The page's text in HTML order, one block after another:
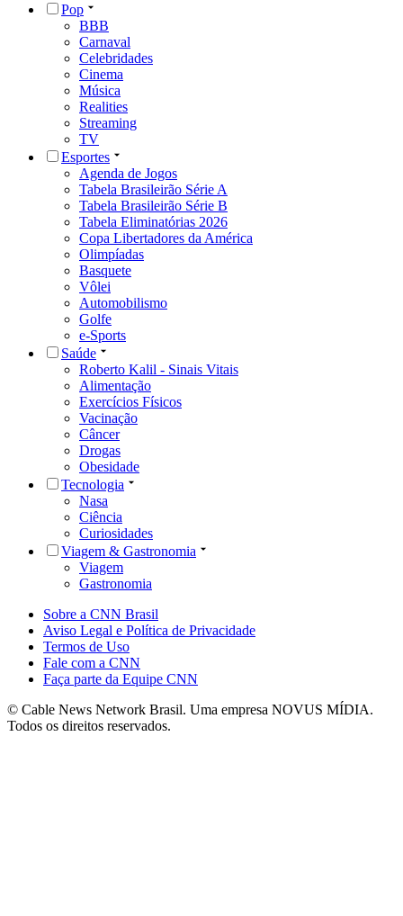
Pop
BBB
Carnaval
Celebridades
Cinema
Música
Realities
Streaming
TV
Esportes
Agenda de Jogos
Tabela Brasileirão Série A
Tabela Brasileirão Série B
Tabela Eliminatórias 2026
Copa Libertadores da América
Olimpíadas
Basquete
Vôlei
Automobilismo
Golfe
e-Sports
Saúde
Roberto Kalil - Sinais Vitais
Alimentação
Exercícios Físicos
Vacinação
Câncer
Drogas
Obesidade
Tecnologia
Nasa
Ciência
Curiosidades
Viagem & Gastronomia
Viagem
Gastronomia
Sobre a CNN Brasil
Aviso Legal e Política de Privacidade
Termos de Uso
Fale com a CNN
Faça parte da Equipe CNN
© Cable News Network Brasil. Uma empresa NOVUS MÍDIA.
Todos os direitos reservados.